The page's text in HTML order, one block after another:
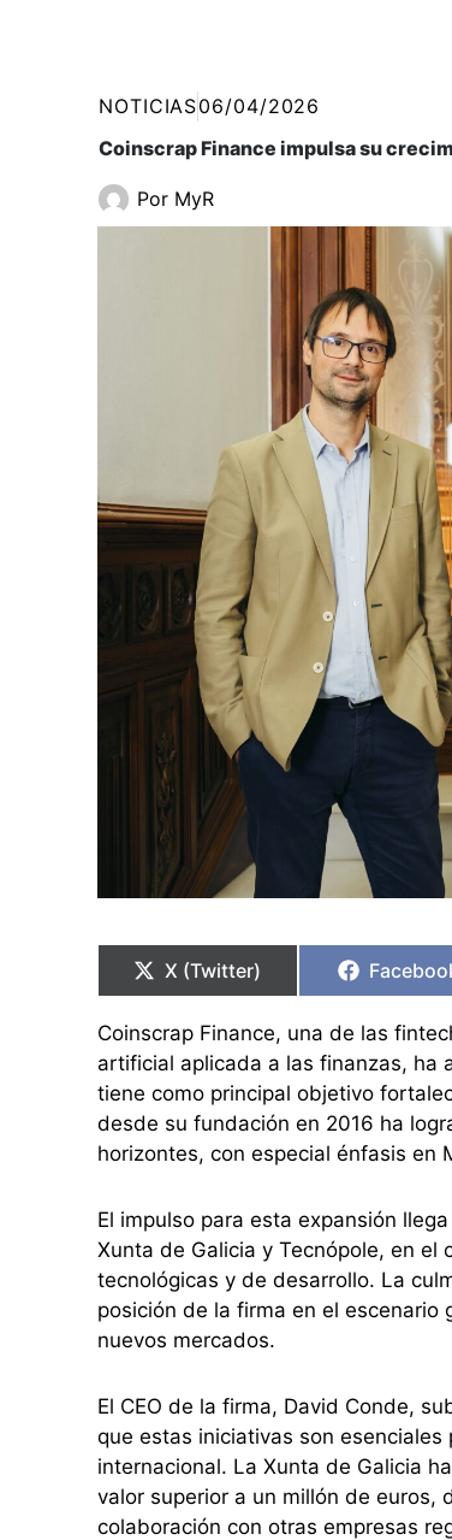
NOTICIAS06/04/2026
Coinscrap Finance impulsa su
Por MyR
en
X (Twitter)
en
Coinscrap Finance, una de las
artificial aplicada a las finanzas, ha
tiene como principal objetivo
desde su fundación en 2016 ha
horizontes, con especial énfasis en
El impulso para esta expansión
Xunta de Galicia y Tecnópole, en el
tecnológicas y de desarrollo. La
posición de la firma en el escenario
nuevos mercados.
El CEO de la firma, David Conde,
que estas iniciativas son
internacional. La Xunta de Galicia
valor superior a un millón de euros,
colaboración con otras empresas
en
en